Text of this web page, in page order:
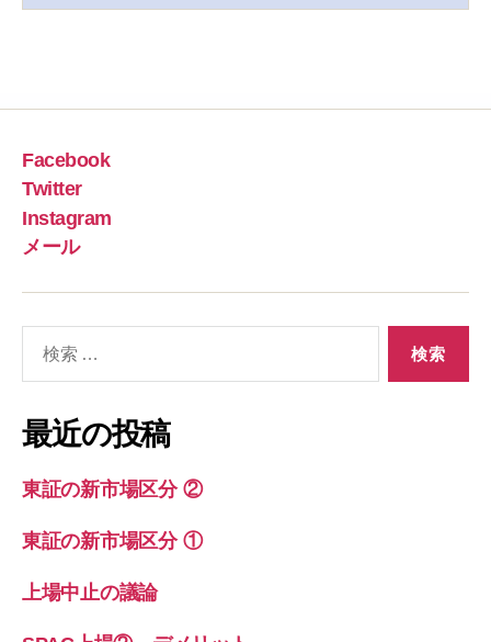
Facebook
Twitter
Instagram
メール
象:
最近の投稿
東証の新市場区分 ②
東証の新市場区分 ①
上場中止の議論